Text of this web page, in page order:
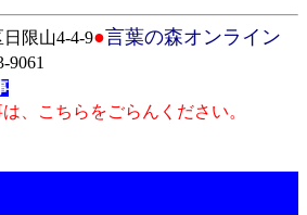
限山4-4-9●言葉の森オンライン
9061
、こちらをごらんください。